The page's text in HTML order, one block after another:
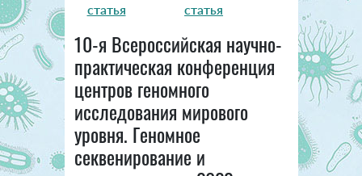
статья
статья
10-я Всероссийская научно-
практическая конференция
центров геномного
исследования мирового
уровня. Геномное
секвенирование и